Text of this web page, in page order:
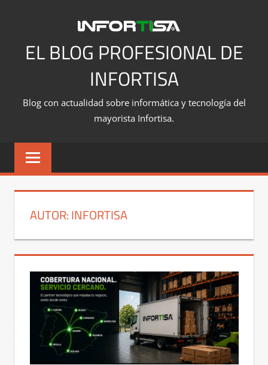
contenidoEL BLOG PROFESIONAL DE
INFORTISA
Blog con actualidad sobre informática y tecnología del
mayorista Infortisa.
AUTOR:INFORTISA